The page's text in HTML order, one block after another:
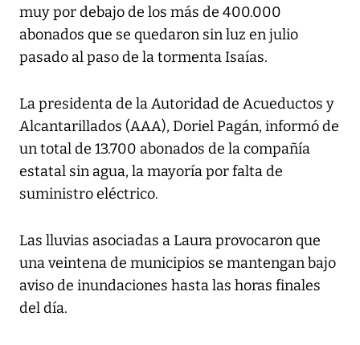
muy por debajo de los más de 400.000
abonados que se quedaron sin luz en julio
pasado al paso de la tormenta Isaías.
La presidenta de la Autoridad de Acueductos y
Alcantarillados (AAA), Doriel Pagán, informó de
un total de 13.700 abonados de la compañía
estatal sin agua, la mayoría por falta de
suministro eléctrico.
Las lluvias asociadas a Laura provocaron que
una veintena de municipios se mantengan bajo
aviso de inundaciones hasta las horas finales
del día.